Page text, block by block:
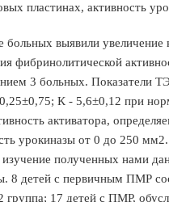
пластинах, активность
больных выявили
фибринолитической
3 больных. Показатели
К - 5,6±0,12 при
активатора,
урокиназы от 0 до 250
изучение полученных нами
8 детей с первичным ПМР
группа; 17 детей с ПМР,